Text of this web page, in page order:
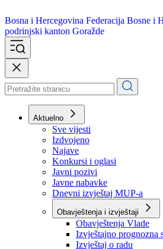
Bosna i Hercegovina
podrinjski kanton Goražde
Aktuelno
Sve vijesti
Izdvojeno
Najave
Konkursi i oglasi
Javni pozivi
Javne nabavke
Dnevni izvještaj MUP-a
Obavještenja i izvještaji